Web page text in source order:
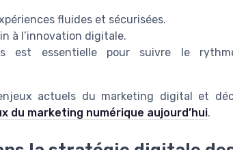
fluides et sécurisées.
à l’innovation digitale.
est essentielle pour suivre le
actuels du marketing digital et
du marketing numérique aujourd’hui.